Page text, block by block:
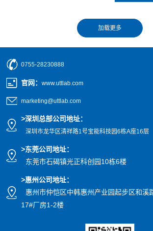
0755-28230888
官网 ：www.uttlab.com
marketing@uttlab.com
>深圳总部公司地址：
深圳市龙华区清祥路1号宝能科技园6栋A座16层
>东莞公司地址：
东莞市石碣镇光正科创园10栋6楼
>惠州公司地址：
惠州市仲恺区中韩惠州产业园起步区和溪
17#厂房1-2楼